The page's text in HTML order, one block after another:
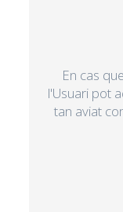
En cas
l'Usuari pot
tan aviat